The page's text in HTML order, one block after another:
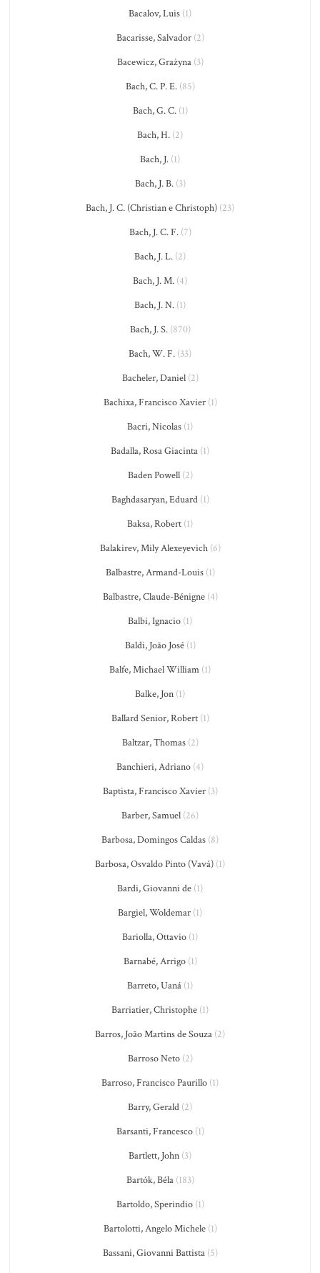
Bacalov, Luis (1)
Bacarisse, Salvador(2)
Bacewicz, Grażyna(3)
Bach, C. P. E.(85)
Bach, G. C.(1)
Bach, H. (2)
Bach, J. (1)
Bach, J. B.(3)
Bach, J. C. (Christian e Christoph) (23)
Bach, J. C. F.(7)
Bach, J. L. (2)
Bach, J. M. (4)
Bach, J. N. (1)
Bach, J. S.(870)
Bach, W. F. (33)
Bacheler, Daniel(2)
Bachixa, Francisco Xavier(1)
Bacri, Nicolas (1)
Badalla, Rosa Giacinta (1)
Baden Powell(2)
Baghdasaryan, Eduard(1)
Baksa, Robert (1)
Balakirev, Mily Alexeyevich(6)
Balbastre, Armand-Louis(1)
Balbastre, Claude-Bénigne(4)
Balbi, Ignacio (1)
Baldi, João José(1)
Balfe, Michael William (1)
Balke, Jon (1)
Ballard Senior, Robert(1)
Baltzar, Thomas(2)
Banchieri, Adriano (4)
Baptista, Francisco Xavier(3)
Barber, Samuel (26)
Barbosa, Domingos Caldas (8)
Barbosa, Osvaldo Pinto (Vavá) (1)
Bardi, Giovanni de (1)
Bargiel, Woldemar (1)
Bariolla, Ottavio (1)
Barnabé, Arrigo(1)
Barreto, Uaná (1)
Barriatier, Christophe (1)
Barros, João Martins de Souza (2)
Barroso Neto(2)
Barroso, Francisco Paurillo (1)
Barry, Gerald (2)
Barsanti, Francesco(1)
Bartlett, John (3)
Bartók, Béla(183)
Bartoldo, Sperindio(1)
Bartolotti, Angelo Michele(1)
Bassani, Giovanni Battista(5)